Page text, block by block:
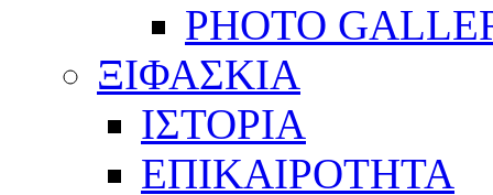
PHOTO
ΞΙΦΑΣΚΙΑ
ΙΣΤΟΡΙΑ
ΕΠΙΚΑΙΡΟΤΗΤΑ